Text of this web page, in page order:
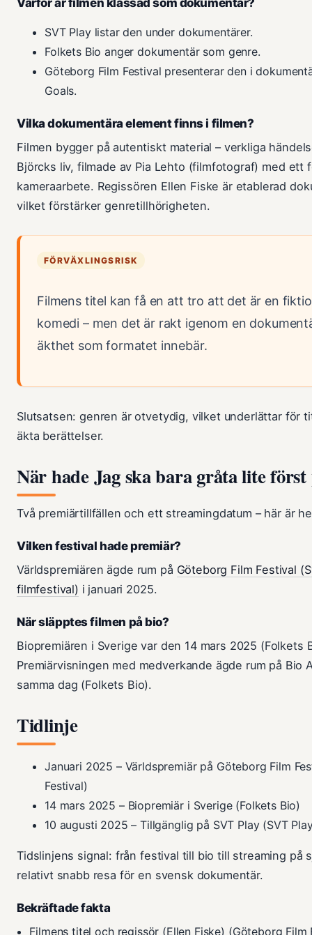
SVT Play listar den under dokumentärer.
Folkets Bio anger dokumentär som genre.
Göteborg Film Festival presenterar den i
Goals.
Vilka dokumentära element finns i filmen?
Filmen bygger på autentiskt material – verkliga
Björcks liv, filmade av Pia Lehto (filmfotograf) med ett
kameraarbete. Regissören Ellen Fiske är etablerad
vilket förstärker genretillhörigheten.
FÖRVÄXLINGSRISK
Filmens titel kan få en att tro att det är en
komedi – men det är rakt igenom en
äkthet som formatet innebär.
Slutsatsen: genren är otvetydig, vilket underlättar för
äkta berättelser.
När hade Jag ska bara gråta lite
Två premiärtillfällen och ett streamingdatum – här är
Vilken festival hade premiär?
Världspremiären ägde rum på Göteborg Film Festival
filmfestival) i januari 2025.
När släpptes filmen på bio?
Biopremiären i Sverige var den 14 mars 2025 (Folkets
Premiärvisningen med medverkande ägde rum på Bio
samma dag (Folkets Bio).
Tidlinje
Januari 2025 – Världspremiär på Göteborg Film
Festival)
14 mars 2025 – Biopremiär i Sverige (Folkets Bio)
10 augusti 2025 – Tillgänglig på SVT Play (SVT
Tidslinjens signal: från festival till bio till streaming på
relativt snabb resa för en svensk dokumentär.
Bekräftade fakta
Filmens titel och regissör (Ellen Fiske) (Göteborg Film